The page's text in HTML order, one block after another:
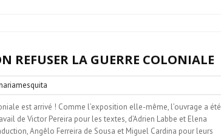
REFUSER LA GUERRE COLONIALE
est arrivé ! Comme l’exposition elle-même, l’ouvrage a été
de Victor Pereira pour les textes, d’Adrien Labbe et Elena
Angêlo Ferreira de Sousa et Miguel Cardina pour leurs